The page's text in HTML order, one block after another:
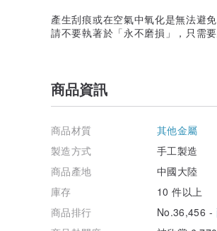
產生刮痕或在空氣中氧化是無法避
請不要執著於「永不磨損」，只需
商品資訊
商品材質
其他金屬
製造方式
手工製造
商品產地
中國大陸
庫存
10 件以上
商品排行
No.36,456 -